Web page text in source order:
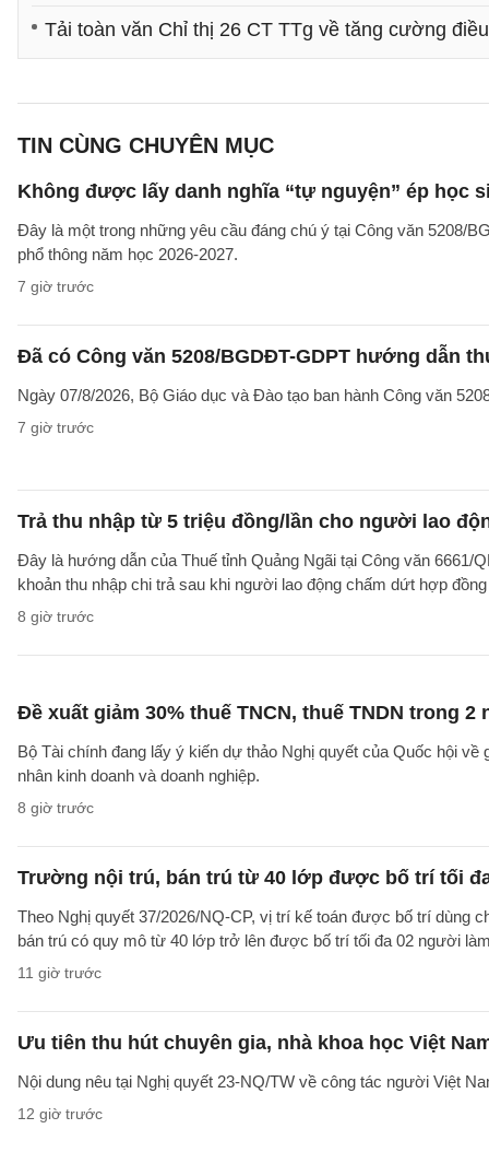
Tải toàn văn Chỉ thị 26 CT TTg về tăng cường
TIN CÙNG CHUYÊN MỤC
Không được lấy danh nghĩa “tự nguyện” ép học
Đây là một trong những yêu cầu đáng chú ý tại Công văn 5208/
phổ thông năm học 2026-2027.
7 giờ trước
Đã có Công văn 5208/BGDĐT-GDPT hướng dẫn
Ngày 07/8/2026, Bộ Giáo dục và Đào tạo ban hành Công văn
7 giờ trước
Trả thu nhập từ 5 triệu đồng/lần cho người lao
Đây là hướng dẫn của Thuế tỉnh Quảng Ngãi tại Công văn
khoản thu nhập chi trả sau khi người lao động chấm dứt hợp
8 giờ trước
Đề xuất giảm 30% thuế TNCN, thuế TNDN trong 2
Bộ Tài chính đang lấy ý kiến dự thảo Nghị quyết của Quốc hội
nhân kinh doanh và doanh nghiệp.
8 giờ trước
Trường nội trú, bán trú từ 40 lớp được bố trí tối
Theo Nghị quyết 37/2026/NQ-CP, vị trí kế toán được bố trí dùng
bán trú có quy mô từ 40 lớp trở lên được bố trí tối đa 02 người
11 giờ trước
Ưu tiên thu hút chuyên gia, nhà khoa học Việt
Nội dung nêu tại Nghị quyết 23-NQ/TW về công tác người Việt
12 giờ trước